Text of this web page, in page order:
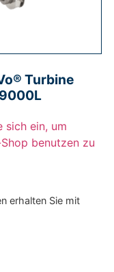
Turbine
sich ein, um
benutzen zu
erhalten Sie mit